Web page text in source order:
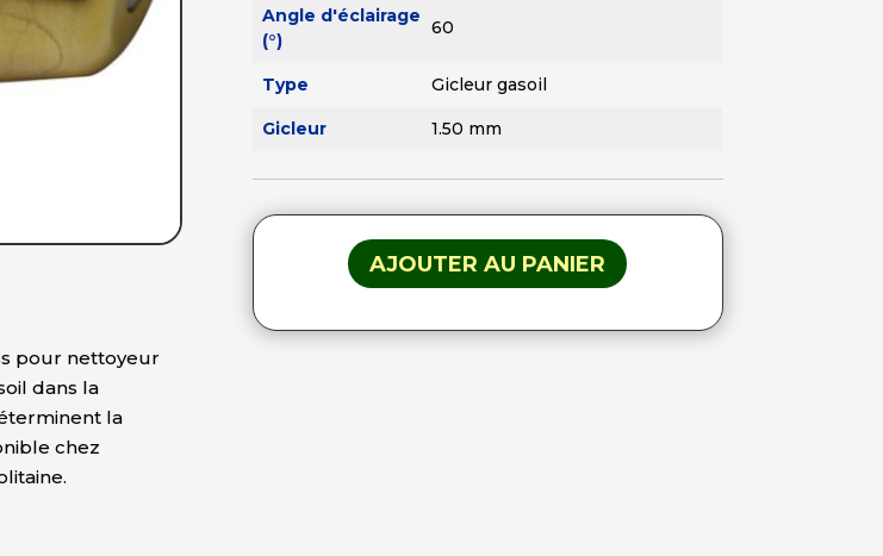
pour nettoyeur
dans la
la
chez
Angle d'éclairage
(°)
60
Type Gicleur gasoil
Gicleur 1.50 mm
AJOUTER AU PANIER